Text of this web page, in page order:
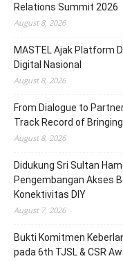
Relations Summit 2026
August 8, 2026
MASTEL Ajak Platform
Digital Nasional
August 8, 2026
From Dialogue to
Track Record of
August 8, 2026
Didukung Sri Sultan
Pengembangan Akses
Konektivitas DIY
August 7, 2026
Bukti Komitmen
pada 6th TJSL & CSR